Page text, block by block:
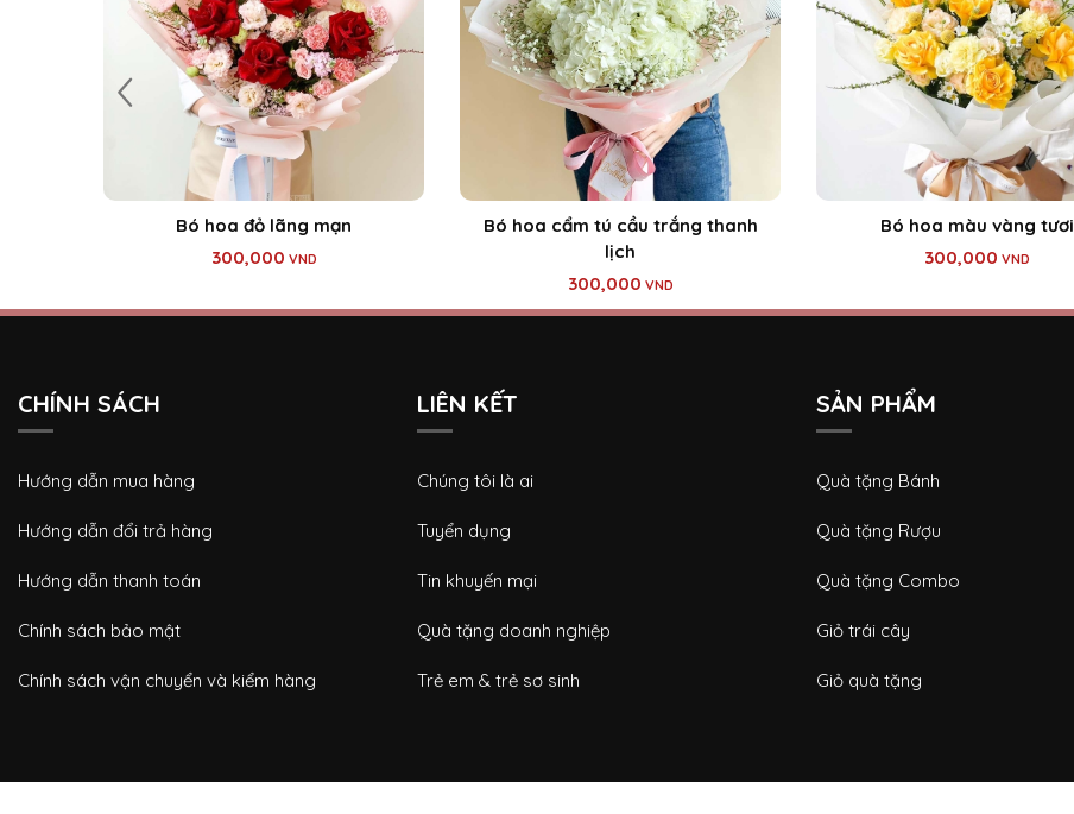
Bó hoa đỏ lãng mạn
300,000 VND
Bó hoa cẩm tú cầu trắng thanh
lịch
300,000 VND
Bó hoa màu vàng tươi
300,000 VND
CHÍNH SÁCH
Hướng dẫn mua hàng
Hướng dẫn đổi trả hàng
Hướng dẫn thanh toán
Chính sách bảo mật
Chính sách vận chuyển và kiểm hàng
LIÊN KẾT
Chúng tôi là ai
Tuyển dụng
Tin khuyến mại
Quà tặng doanh nghiệp
Trẻ em & trẻ sơ sinh
SẢN PHẨM
Quà tặng Bánh
Quà tặng Rượu
Quà tặng Combo
Giỏ trái cây
Giỏ quà tặng